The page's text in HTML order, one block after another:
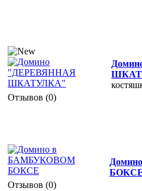
Отзывов (0)
Отзывов (0)